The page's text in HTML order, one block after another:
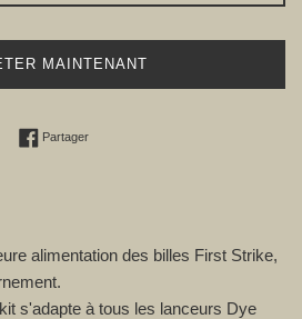
MAINTENANT
PartagerPartager sur Facebook
alimentation des billes First Strike,
s'adapte à tous les lanceurs Dye